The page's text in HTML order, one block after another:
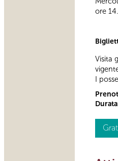
ore
Visita
I